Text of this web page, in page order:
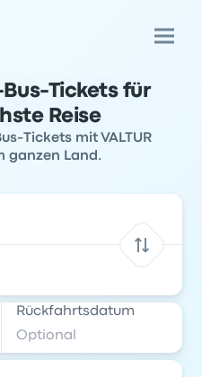
Bus-Tickets für
Reise
Tickets mit VALTUR
ganzen Land.
Rückfahrtsdatum